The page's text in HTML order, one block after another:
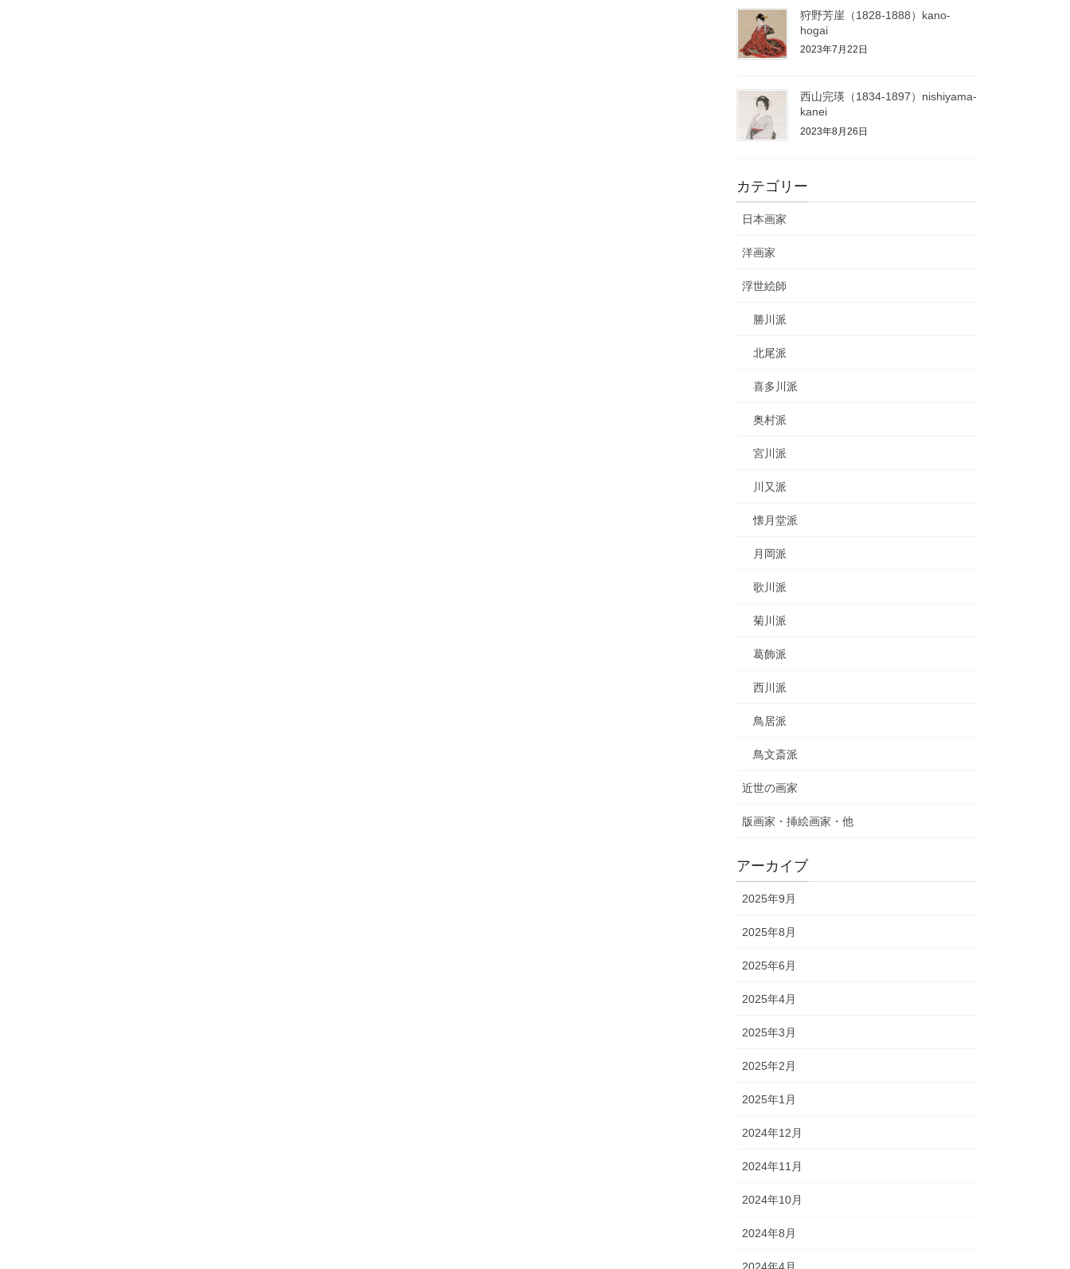
狩野芳崖（1828-1888）kano-
hogai
2023年7月22日
西山完瑛（1834-1897）nishiyama-
kanei
2023年8月26日
カテゴリー
日本画家
洋画家
浮世絵師
勝川派
北尾派
喜多川派
奥村派
宮川派
川又派
懐月堂派
月岡派
歌川派
菊川派
葛飾派
西川派
鳥居派
鳥文斎派
近世の画家
版画家・挿絵画家・他
アーカイブ
2025年9月
2025年8月
2025年6月
2025年4月
2025年3月
2025年2月
2025年1月
2024年12月
2024年11月
2024年10月
2024年8月